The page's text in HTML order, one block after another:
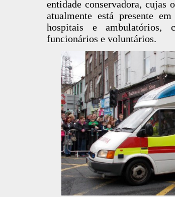
entidade conservadora, cujas
atualmente está presente
hospitais e ambulatórios,
funcionários e voluntários.